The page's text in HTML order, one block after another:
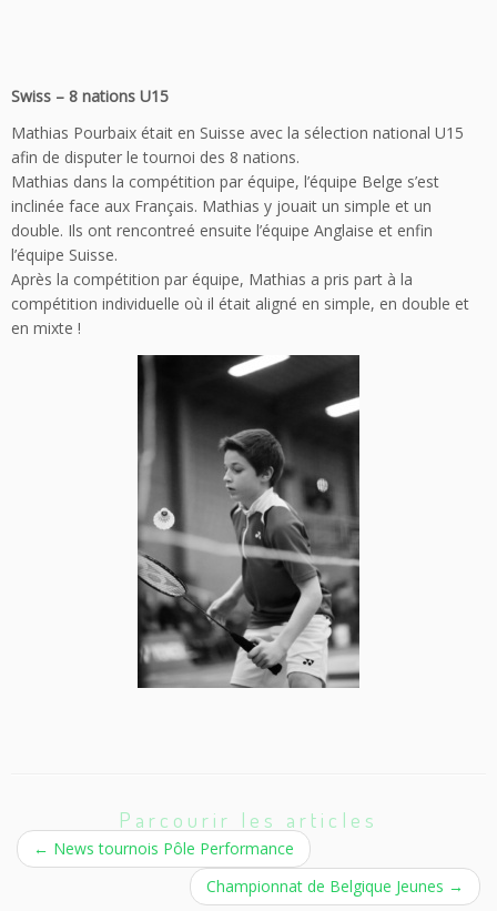
Swiss – 8 nations U15
Mathias Pourbaix était en Suisse avec la sélection national U15
afin de disputer le tournoi des 8 nations.
Mathias dans la compétition par équipe, l’équipe Belge s’est
inclinée face aux Français. Mathias y jouait un simple et un
double. Ils ont rencontreé ensuite l’équipe Anglaise et enfin
l’équipe Suisse.
Après la compétition par équipe, Mathias a pris part à la
compétition individuelle où il était aligné en simple, en double et
en mixte !
Parcourir les articles
← News tournois Pôle Performance
Championnat de Belgique Jeunes →